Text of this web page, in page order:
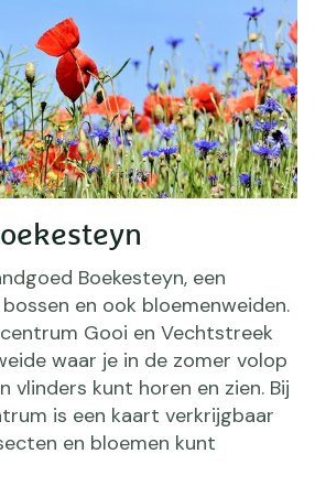
Boekesteyn, een
en ook bloemenweiden.
Gooi en Vechtstreek
waar je in de zomer volop
vlinders kunt horen en zien. Bij
is een kaart verkrijgbaar
en bloemen kunt